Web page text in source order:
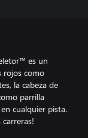
es un
rojos como
la cabeza de
parrilla
cualquier pista.